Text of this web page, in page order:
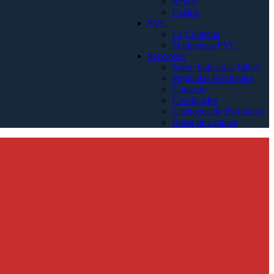
Usalok
PVC
La Colmena
Mangueras PVC
Secciones
Sobre Industrias Miller
Preguntas Frecuentes
Contacto
Certificados
Catálogos de Productos
Bolsa de Empleo